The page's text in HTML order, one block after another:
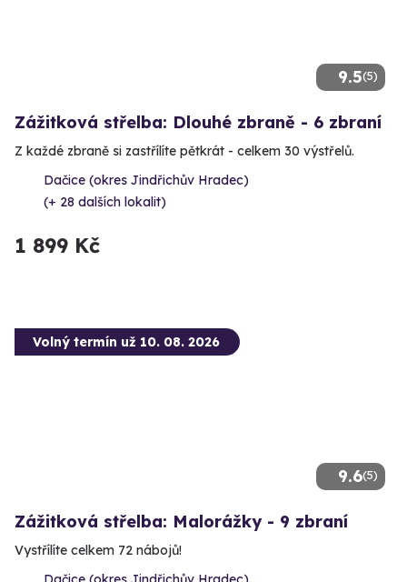
9.5(5)
Zážitková střelba: Dlouhé zbraně - 6 zbraní
Z každé zbraně si zastřílíte pětkrát - celkem 30 výstřelů.
Dačice (okres Jindřichův Hradec)
(+ 28 dalších lokalit)
1 899 Kč
9.6(5)
Volný termín už 10. 08. 2026
Zážitková střelba: Malorážky - 9 zbraní
Vystřílíte celkem 72 nábojů!